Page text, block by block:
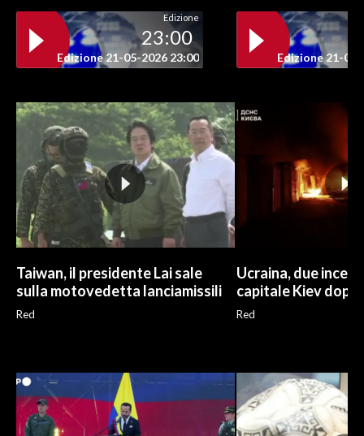
Edizione
23:00
Edizione 21-05-2026 23:00 Edizione 21-05-
Taiwan, il presidente Lai sale
sulla motovedetta lanciamissili
Red
Ucraina, due
capitale Kiev
Red